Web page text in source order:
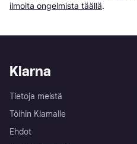
ilmoita ongelmista täällä.
Klarna
Tietoja meistä
Töihin Klarnalle
Ehdot